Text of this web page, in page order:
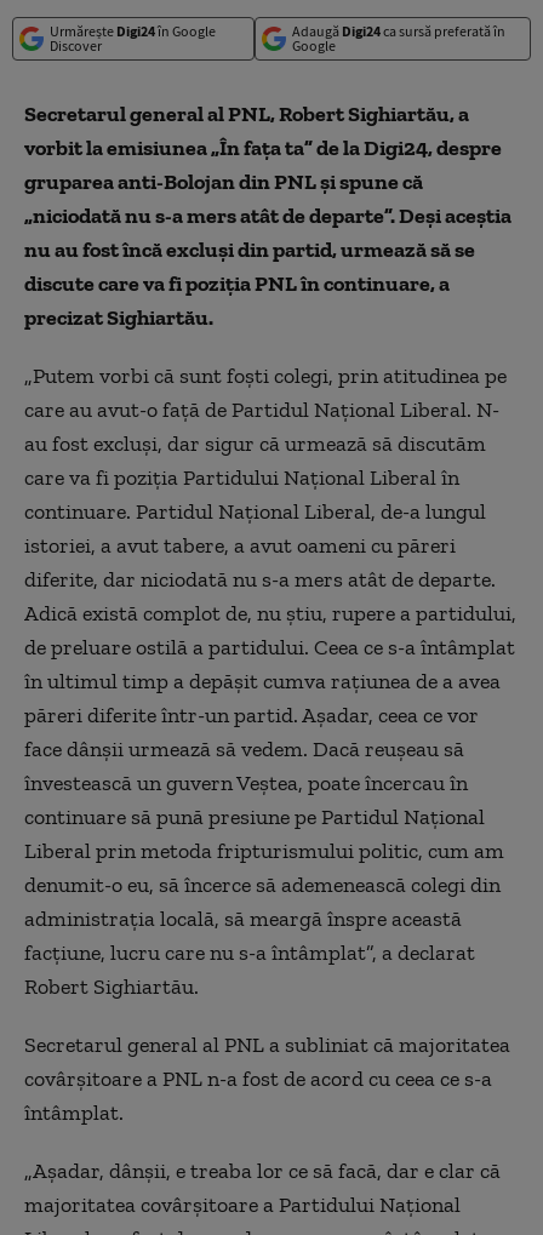
Urmărește Digi24în Google
Discover
Adaugă Digi24ca sursă preferată în
Google
Secretarul general al PNL, Robert Sighiartău, a
vorbit la emisiunea „În fața ta” de la Digi24, despre
gruparea anti-Bolojan din PNL și spune că
„niciodată nu s-a mers atât de departe”. Deși aceștia
nu au fost încă excluși din partid, urmează să se
discute care va fi poziția PNL în continuare, a
precizat Sighiartău.
„Putem vorbi că sunt foști colegi, prin atitudinea pe
care au avut-o față de Partidul Național Liberal. N-
au fost excluși, dar sigur că urmează să discutăm
care va fi poziția Partidului Național Liberal în
continuare. Partidul Național Liberal, de-a lungul
istoriei, a avut tabere, a avut oameni cu păreri
diferite, dar niciodată nu s-a mers atât de departe.
Adică există complot de, nu știu, rupere a partidului,
de preluare ostilă a partidului. Ceea ce s-a întâmplat
în ultimul timp a depășit cumva rațiunea de a avea
păreri diferite într-un partid. Așadar, ceea ce vor
face dânșii urmează să vedem. Dacă reușeau să
învestească un guvern Veștea, poate încercau în
continuare să pună presiune pe Partidul Național
Liberal prin metoda fripturismului politic, cum am
denumit-o eu, să încerce să ademenească colegi din
administrația locală, să meargă înspre această
facțiune, lucru care nu s-a întâmplat”, a declarat
Robert Sighiartău.
Secretarul general al PNL a subliniat că majoritatea
covârșitoare a PNL n-a fost de acord cu ceea ce s-a
întâmplat.
„Așadar, dânșii, e treaba lor ce să facă, dar e clar că
majoritatea covârșitoare a Partidului Național